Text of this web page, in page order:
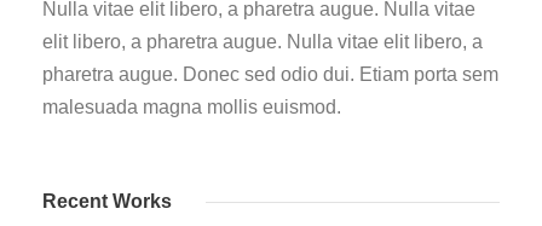
Nulla vitae elit libero, a pharetra augue. Nulla vitae
elit libero, a pharetra augue. Nulla vitae elit libero, a
pharetra augue. Donec sed odio dui. Etiam porta sem
malesuada magna mollis euismod.
Recent Works